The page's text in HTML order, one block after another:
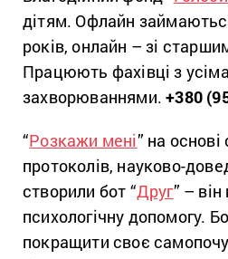
дітям. Офлайн
років, онлайн – зі
Працюють фахівці з
захворюваннями.+380
“Розкажи мені” на
протоколів, науково-
створили бот “Друг” –
психологічну допомогу.
покращити своє